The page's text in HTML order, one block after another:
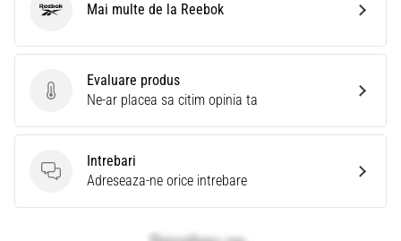
Evaluare produs
Evaluare produs
Ne-ar placea sa citim opinia ta
Intrebari
Intrebari
Adreseaza-ne orice intrebare
ReebokMai multe de la Reebok